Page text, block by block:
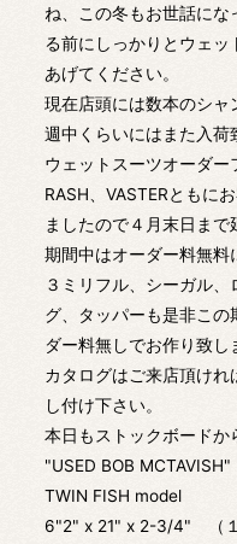
ね、この冬もお世話に
る前にしっかりとウェ
あげてください。
現在店頭には数本のシャ
週中くらいにはまた入荷
ウェットスーツオーダ
RASH、VASTERともに
ましたので４月末日まで
期間中はオーダー料無料
３ミリフル、シーガル
グ、タッパーも是非こ
ダー料無しでお作り致し
カタログはご来店頂けれ
し付け下さい。
本日もストックボードか
"USED BOB MCTAVISH"
TWIN FISH model
6"2" x 21" x 2-3/4" （１